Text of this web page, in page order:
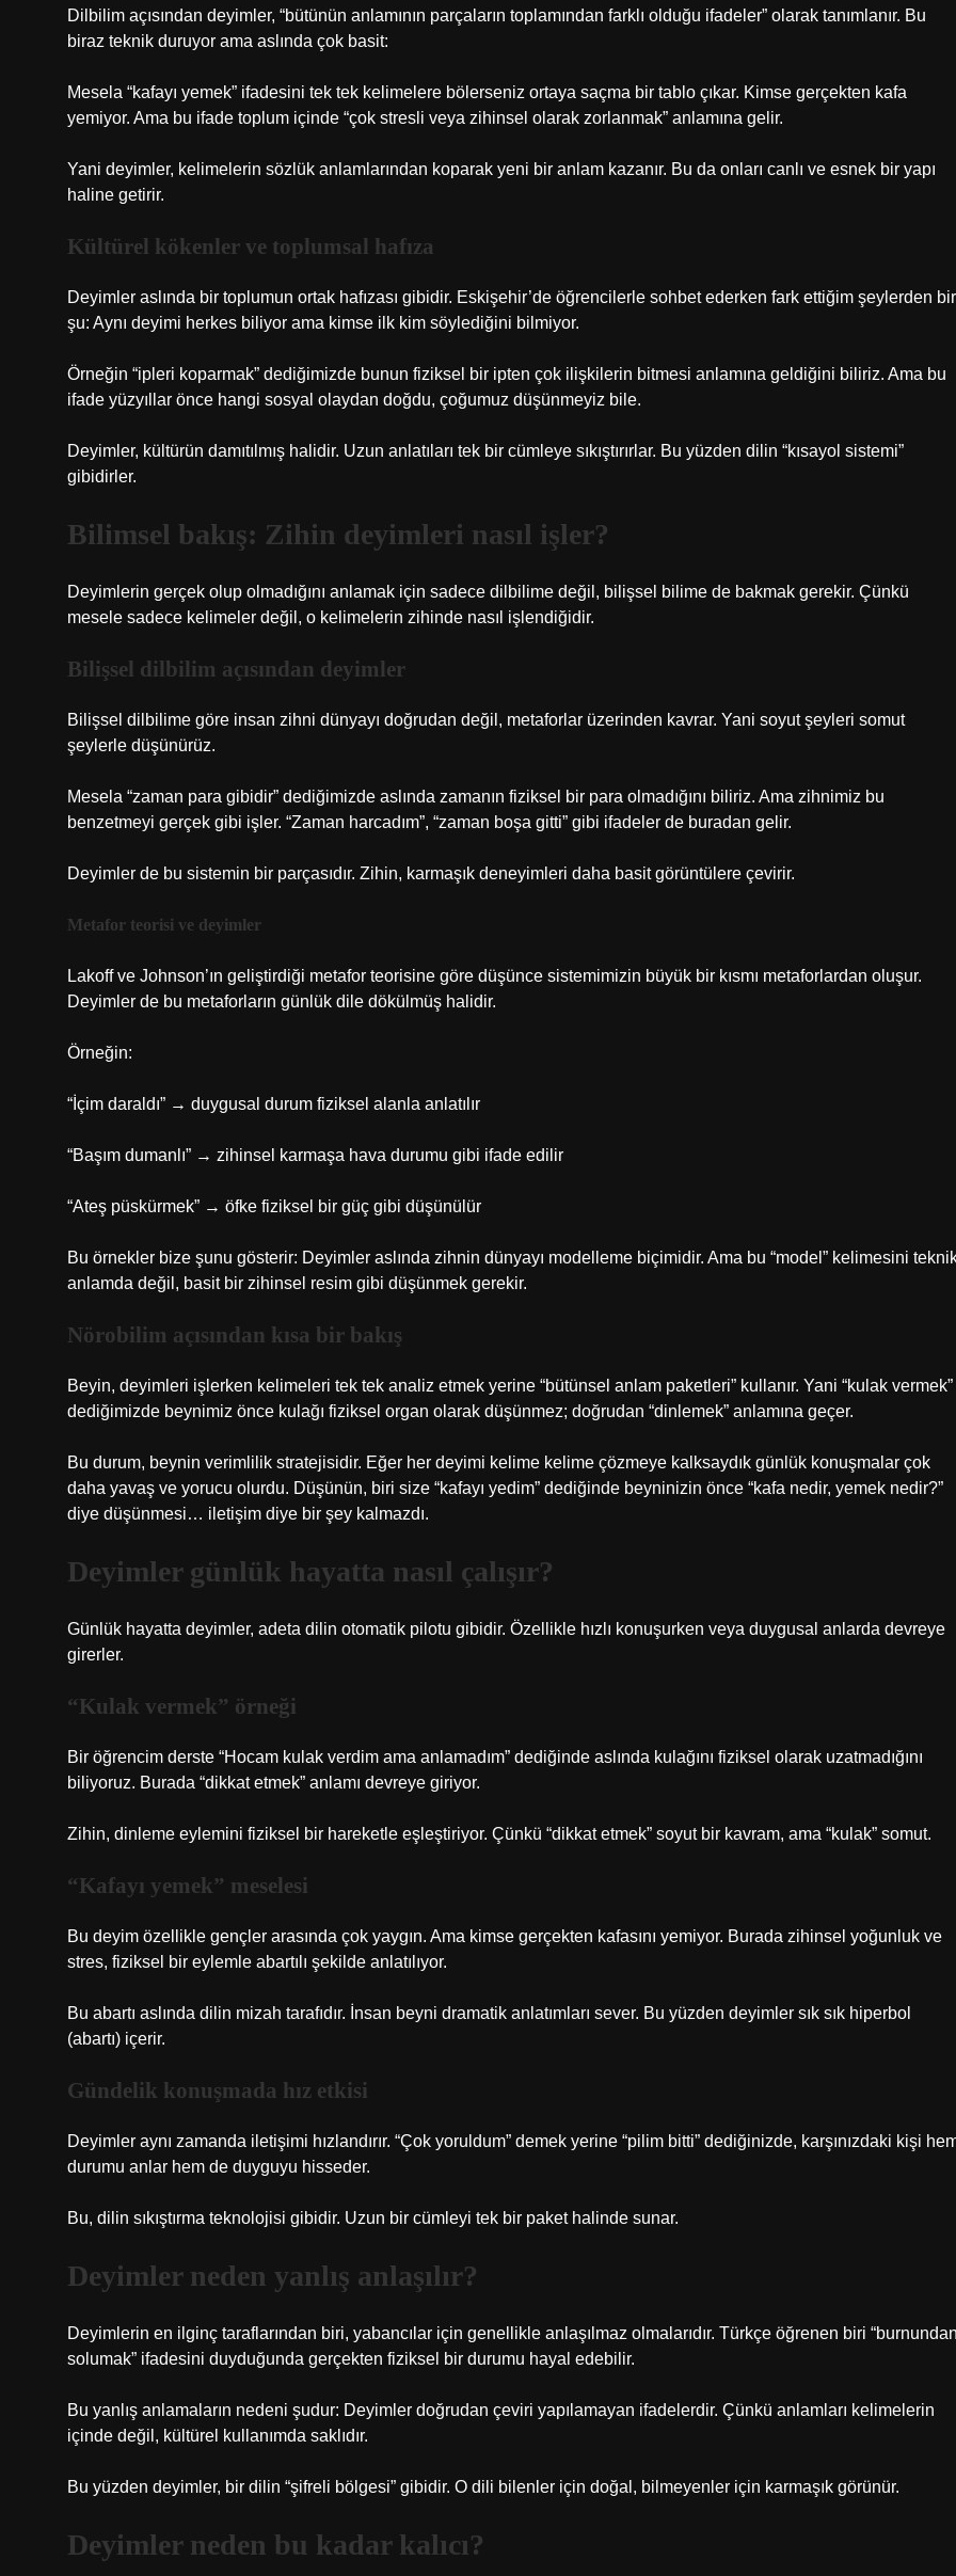
Dilbilim açısından deyimler, “bütünün anlamının parçaların toplamından farklı olduğu ifadeler” olarak tanımlanır. Bu
biraz teknik duruyor ama aslında çok basit:
Mesela “kafayı yemek” ifadesini tek tek kelimelere bölerseniz ortaya saçma bir tablo çıkar. Kimse gerçekten kafa
yemiyor. Ama bu ifade toplum içinde “çok stresli veya zihinsel olarak zorlanmak” anlamına gelir.
Yani deyimler, kelimelerin sözlük anlamlarından koparak yeni bir anlam kazanır. Bu da onları canlı ve esnek bir yapı
haline getirir.
Kültürel kökenler ve toplumsal hafıza
Deyimler aslında bir toplumun ortak hafızası gibidir. Eskişehir’de öğrencilerle sohbet ederken fark ettiğim şeylerden
şu: Aynı deyimi herkes biliyor ama kimse ilk kim söylediğini bilmiyor.
Örneğin “ipleri koparmak” dediğimizde bunun fiziksel bir ipten çok ilişkilerin bitmesi anlamına geldiğini biliriz. Ama bu
ifade yüzyıllar önce hangi sosyal olaydan doğdu, çoğumuz düşünmeyiz bile.
Deyimler, kültürün damıtılmış halidir. Uzun anlatıları tek bir cümleye sıkıştırırlar. Bu yüzden dilin “kısayol sistemi”
gibidirler.
Bilimsel bakış: Zihin deyimleri nasıl işler?
Deyimlerin gerçek olup olmadığını anlamak için sadece dilbilime değil, bilişsel bilime de bakmak gerekir. Çünkü
mesele sadece kelimeler değil, o kelimelerin zihinde nasıl işlendiğidir.
Bilişsel dilbilim açısından deyimler
Bilişsel dilbilime göre insan zihni dünyayı doğrudan değil, metaforlar üzerinden kavrar. Yani soyut şeyleri somut
şeylerle düşünürüz.
Mesela “zaman para gibidir” dediğimizde aslında zamanın fiziksel bir para olmadığını biliriz. Ama zihnimiz bu
benzetmeyi gerçek gibi işler. “Zaman harcadım”, “zaman boşa gitti” gibi ifadeler de buradan gelir.
Deyimler de bu sistemin bir parçasıdır. Zihin, karmaşık deneyimleri daha basit görüntülere çevirir.
Metafor teorisi ve deyimler
Lakoff ve Johnson’ın geliştirdiği metafor teorisine göre düşünce sistemimizin büyük bir kısmı metaforlardan oluşur.
Deyimler de bu metaforların günlük dile dökülmüş halidir.
Örneğin:
“İçim daraldı” → duygusal durum fiziksel alanla anlatılır
“Başım dumanlı” → zihinsel karmaşa hava durumu gibi ifade edilir
“Ateş püskürmek” → öfke fiziksel bir güç gibi düşünülür
Bu örnekler bize şunu gösterir: Deyimler aslında zihnin dünyayı modelleme biçimidir. Ama bu “model” kelimesini
anlamda değil, basit bir zihinsel resim gibi düşünmek gerekir.
Nörobilim açısından kısa bir bakış
Beyin, deyimleri işlerken kelimeleri tek tek analiz etmek yerine “bütünsel anlam paketleri” kullanır. Yani “kulak vermek”
dediğimizde beynimiz önce kulağı fiziksel organ olarak düşünmez; doğrudan “dinlemek” anlamına geçer.
Bu durum, beynin verimlilik stratejisidir. Eğer her deyimi kelime kelime çözmeye kalksaydık günlük konuşmalar çok
daha yavaş ve yorucu olurdu. Düşünün, biri size “kafayı yedim” dediğinde beyninizin önce “kafa nedir, yemek nedir?”
diye düşünmesi… iletişim diye bir şey kalmazdı.
Deyimler günlük hayatta nasıl çalışır?
Günlük hayatta deyimler, adeta dilin otomatik pilotu gibidir. Özellikle hızlı konuşurken veya duygusal anlarda devreye
girerler.
“Kulak vermek” örneği
Bir öğrencim derste “Hocam kulak verdim ama anlamadım” dediğinde aslında kulağını fiziksel olarak uzatmadığını
biliyoruz. Burada “dikkat etmek” anlamı devreye giriyor.
Zihin, dinleme eylemini fiziksel bir hareketle eşleştiriyor. Çünkü “dikkat etmek” soyut bir kavram, ama “kulak” somut.
“Kafayı yemek” meselesi
Bu deyim özellikle gençler arasında çok yaygın. Ama kimse gerçekten kafasını yemiyor. Burada zihinsel yoğunluk ve
stres, fiziksel bir eylemle abartılı şekilde anlatılıyor.
Bu abartı aslında dilin mizah tarafıdır. İnsan beyni dramatik anlatımları sever. Bu yüzden deyimler sık sık hiperbol
(abartı) içerir.
Gündelik konuşmada hız etkisi
Deyimler aynı zamanda iletişimi hızlandırır. “Çok yoruldum” demek yerine “pilim bitti” dediğinizde, karşınızdaki kişi
durumu anlar hem de duyguyu hisseder.
Bu, dilin sıkıştırma teknolojisi gibidir. Uzun bir cümleyi tek bir paket halinde sunar.
Deyimler neden yanlış anlaşılır?
Deyimlerin en ilginç taraflarından biri, yabancılar için genellikle anlaşılmaz olmalarıdır. Türkçe öğrenen biri
solumak” ifadesini duyduğunda gerçekten fiziksel bir durumu hayal edebilir.
Bu yanlış anlamaların nedeni şudur: Deyimler doğrudan çeviri yapılamayan ifadelerdir. Çünkü anlamları kelimelerin
içinde değil, kültürel kullanımda saklıdır.
Bu yüzden deyimler, bir dilin “şifreli bölgesi” gibidir. O dili bilenler için doğal, bilmeyenler için karmaşık görünür.
Deyimler neden bu kadar kalıcı?